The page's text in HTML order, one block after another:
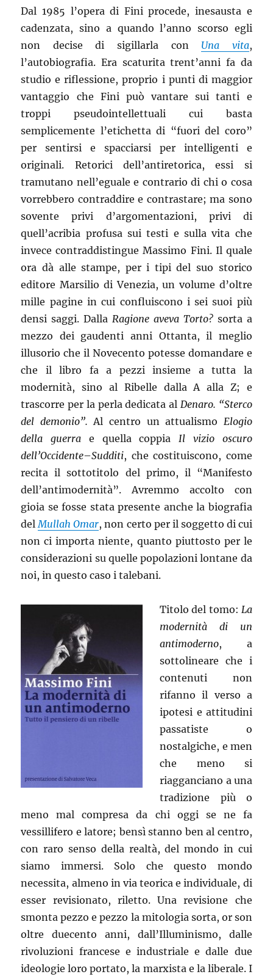
Dal 1985 l’opera di Fini procede, inesausta e
cadenzata, sino a quando l’anno scorso egli
non decise di sigillarla con Una vita,
l’autobiografia. Era scaturita trent’anni fa da
studio e riflessione, proprio i punti di maggior
vantaggio che Fini può vantare sui tanti e
troppi pseudointellettuali cui basta
semplicemente l’etichetta di “fuori del coro”
per sentirsi e spacciarsi per intelligenti e
originali. Retorici dell’antiretorica, essi si
tramutano nell’eguale e contrario di chi o cosa
vorrebbero contraddire e contrastare; ma sono
sovente privi d’argomentazioni, privi di
quell’acribia profusa sui testi e sulla vita che
invece contraddistingue Massimo Fini. Il quale
ora dà alle stampe, per i tipi del suo storico
editore Marsilio di Venezia, un volume d’oltre
mille pagine in cui confluiscono i sei suoi più
densi saggi. Dalla Ragione aveva Torto?sorta a
mezzo dei gaudenti anni Ottanta, il meglio
illusorio che il Novecento potesse domandare e
che il libro fa a pezzi insieme a tutta la
modernità, sino al Ribelle dalla A alla Z; e
trascorre per la perla dedicata al Denaro. “Sterco
del demonio”. Al centro un attualismo Elogio
della guerra e quella coppia Il vizio oscuro
dell’Occidente–Sudditi, che costituiscono, come
recita il sottotitolo del primo, il “Manifesto
dell’antimodernità”. Avremmo accolto con
gioia se fosse stata presente anche la biografia
del Mullah Omar, non certo per il soggetto di cui
non ci importa niente, quanto piuttosto per le
considerazioni su quelle popolazioni lontane da
noi, in questo caso i talebani.
Titolo del tomo: La
modernità di un
antimoderno, a
sottolineare che i
contenuti non
rifanno il verso a
ipotesi e attitudini
passatiste o
nostalgiche, e men
che meno si
riagganciano a una
tradizione più o
meno mal compresa da chi oggi se ne fa
vessillifero e latore; bensì stanno ben al centro,
con raro senso della realtà, del mondo in cui
siamo immersi. Solo che questo mondo
necessita, almeno in via teorica e individuale, di
esser revisionato, riletto. Una revisione che
smonta pezzo e pezzo la mitologia sorta, or son
oltre duecento anni, dall’Illuminismo, dalle
rivoluzioni francese e industriale e dalle due
ideologie loro portato, la marxista e la liberale. I